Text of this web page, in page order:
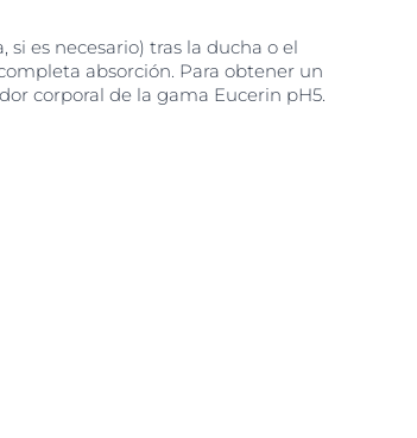
es necesario) tras la ducha o el
absorción. Para obtener un
corporal de la gama Eucerin pH5.